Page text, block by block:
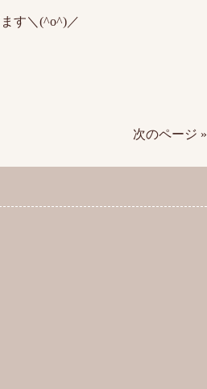
す＼(^o^)／
次のページ »